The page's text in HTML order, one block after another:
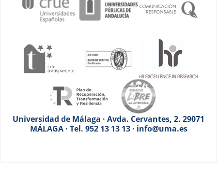
Universidad de Málaga · Avda. Cervantes, 2. 29071
MÁLAGA · Tel. 952 13 13 13 · info@uma.es